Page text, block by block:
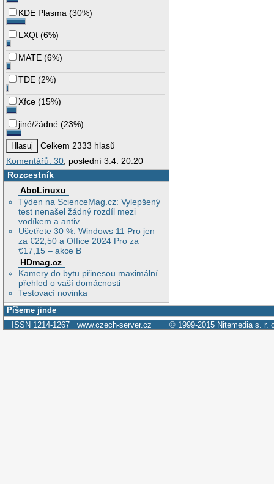
KDE Plasma (30%)
LXQt (6%)
MATE (6%)
TDE (2%)
Xfce (15%)
jiné/žádné (23%)
Celkem 2333 hlasů
Komentářů: 30, poslední 3.4. 20:20
Rozcestník
AbcLinuxu
Týden na ScienceMag.cz: Vylepšený
test nenašel žádný rozdíl mezi
vodíkem a antiv
Ušetřete 30 %: Windows 11 Pro jen
za €22,50 a Office 2024 Pro za
€17,15 – akce B
HDmag.cz
Kamery do bytu přinesou maximální
přehled o vaší domácnosti
Testovací novinka
Píšeme jinde
ISSN 1214-1267 www.czech-server.cz © 1999-2015 Nitemedia s. r.